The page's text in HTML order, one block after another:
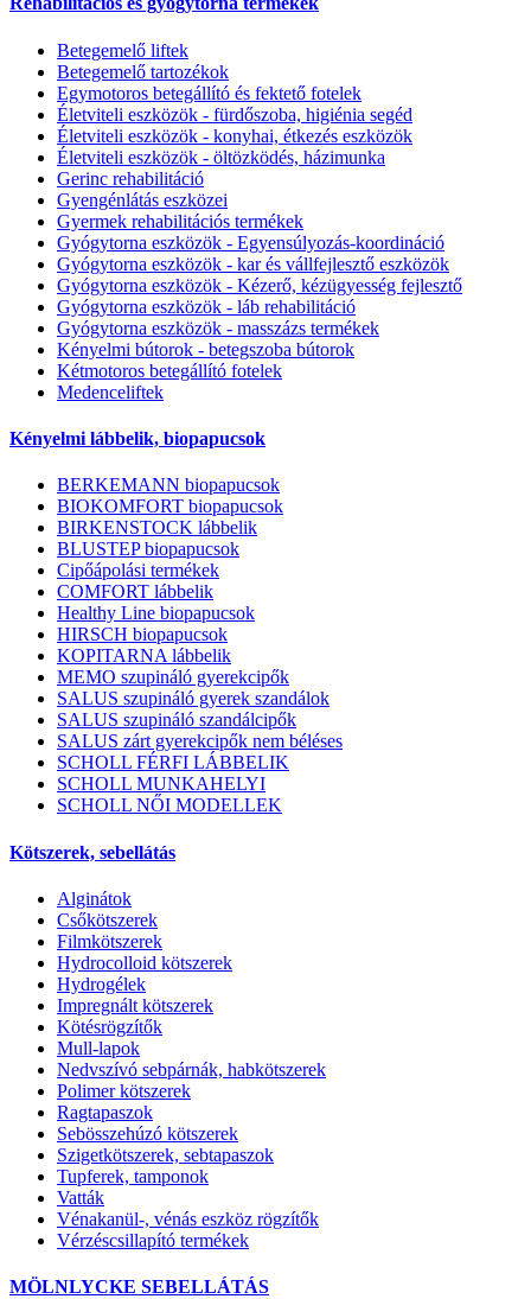
Betegemelő liftek
Betegemelő tartozékok
Egymotoros betegállító és fektető fotelek
Életviteli eszközök - fürdőszoba, higiénia segéd
Életviteli eszközök - konyhai, étkezés eszközök
Életviteli eszközök - öltözködés, házimunka
Gerinc rehabilitáció
Gyengénlátás eszközei
Gyermek rehabilitációs termékek
Gyógytorna eszközök - Egyensúlyozás-koordináció
Gyógytorna eszközök - kar és vállfejlesztő eszközök
Gyógytorna eszközök - Kézerő, kézügyesség fejlesztő
Gyógytorna eszközök - láb rehabilitáció
Gyógytorna eszközök - masszázs termékek
Kényelmi bútorok - betegszoba bútorok
Kétmotoros betegállító fotelek
Medenceliftek
Kényelmi lábbelik, biopapucsok
BERKEMANN biopapucsok
BIOKOMFORT biopapucsok
BIRKENSTOCK lábbelik
BLUSTEP biopapucsok
Cipőápolási termékek
COMFORT lábbelik
Healthy Line biopapucsok
HIRSCH biopapucsok
KOPITARNA lábbelik
MEMO szupináló gyerekcipők
SALUS szupináló gyerek szandálok
SALUS szupináló szandálcipők
SALUS zárt gyerekcipők nem béléses
SCHOLL FÉRFI LÁBBELIK
SCHOLL MUNKAHELYI
SCHOLL NŐI MODELLEK
Kötszerek, sebellátás
Alginátok
Csőkötszerek
Filmkötszerek
Hydrocolloid kötszerek
Hydrogélek
Impregnált kötszerek
Kötésrögzítők
Mull-lapok
Nedvszívó sebpárnák, habkötszerek
Polimer kötszerek
Ragtapaszok
Sebösszehúzó kötszerek
Szigetkötszerek, sebtapaszok
Tupferek, tamponok
Vatták
Vénakanül-, vénás eszköz rögzítők
Vérzéscsillapító termékek
MÖLNLYCKE SEBELLÁTÁS